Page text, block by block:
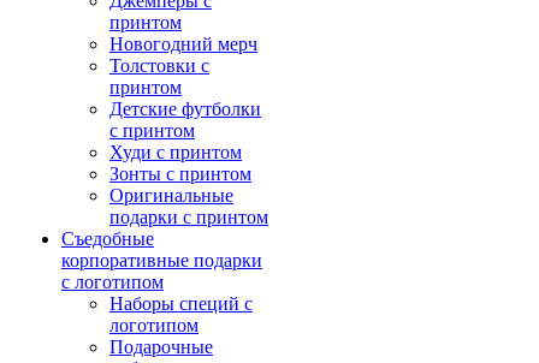
принтом
Новогодний мерч
Толстовки с
принтом
Детские футболки
с принтом
Худи с принтом
Зонты с принтом
Оригинальные
подарки с принтом
Съедобные
корпоративные подарки
с логотипом
Наборы специй с
логотипом
Подарочные